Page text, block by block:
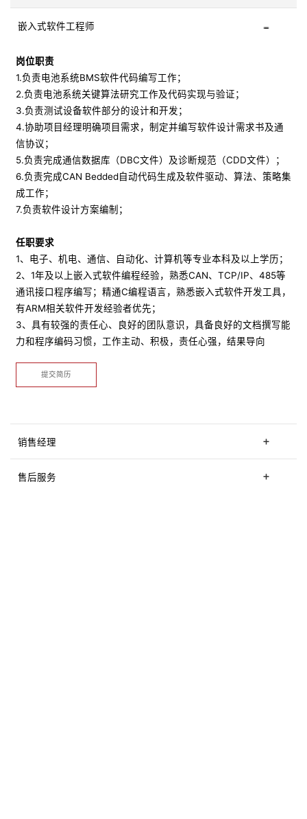
嵌入式软件工程师
岗位职责
1.负责电池系统BMS软件代码编写工作；
2.负责电池系统关键算法研究工作及代码实现与验证；
3.负责测试设备软件部分的设计和开发；
4.协助项目经理明确项目需求，制定并编写软件设计需求书及通
信协议；
5.负责完成通信数据库（DBC文件）及诊断规范（CDD文件）；
6.负责完成CAN Bedded自动代码生成及软件驱动、算法、策略集
成工作；
7.负责软件设计方案编制；
任职要求
1、电子、机电、通信、自动化、计算机等专业本科及以上学历；
2、1年及以上嵌入式软件编程经验，熟悉CAN、TCP/IP、485等
通讯接口程序编写；精通C编程语言，熟悉嵌入式软件开发工具，
有ARM相关软件开发经验者优先；
3、具有较强的责任心、良好的团队意识，具备良好的文档撰写能
力和程序编码习惯，工作主动、积极，责任心强，结果导向
提交简历
销售经理
售后服务